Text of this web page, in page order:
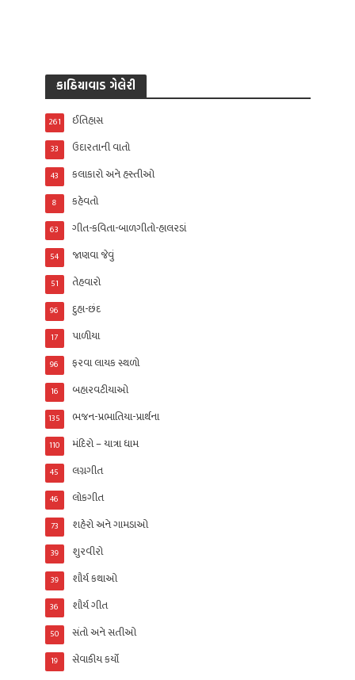
કાઠિયાવાડ ગેલેરી
ઈતિહાસ
261
ઉદારતાની વાતો
33
કલાકારો અને હસ્તીઓ
43
કહેવતો
8
ગીત-કવિતા-બાળગીતો-હાલરડાં
63
જાણવા જેવું
54
તેહવારો
51
દુહા-છંદ
96
પાળીયા
17
ફરવા લાયક સ્થળો
96
બહારવટીયાઓ
16
ભજન-પ્રભાતિયા-પ્રાર્થના
135
મંદિરો – યાત્રા ધામ
110
લગ્નગીત
45
લોકગીત
46
શહેરો અને ગામડાઓ
73
શુરવીરો
39
શૌર્ય કથાઓ
39
શૌર્ય ગીત
36
સંતો અને સતીઓ
50
સેવાકીય કર્યો
19